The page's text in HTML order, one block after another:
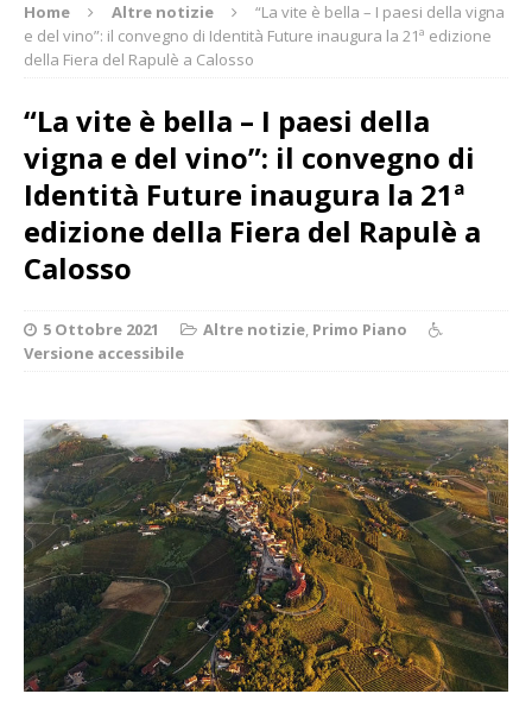
Home Altre notizie
“La vite è bella – I paesi della vigna
e del vino”: il convegno di Identità Future inaugura la 21ª edizione
della Fiera del Rapulè a Calosso
“La vite è bella – I paesi della
vigna e del vino”: il convegno di
Identità Future inaugura la 21ª
edizione della Fiera del Rapulè a
Calosso
5 Ottobre 2021 Altre notizie, Primo Piano
Versione accessibile